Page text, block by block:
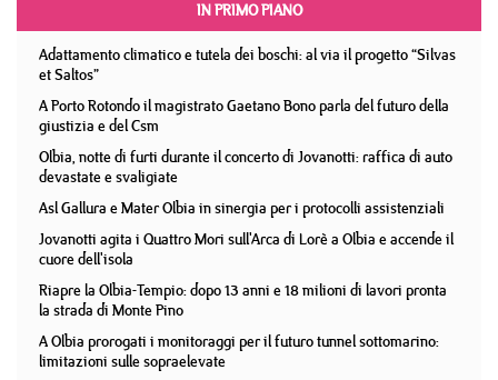
IN PRIMO PIANO
Adattamento climatico e tutela dei boschi: al via il progetto “Silvas
et Saltos”
A Porto Rotondo il magistrato Gaetano Bono parla del futuro della
giustizia e del Csm
Olbia, notte di furti durante il concerto di Jovanotti: raffica di auto
devastate e svaligiate
Asl Gallura e Mater Olbia in sinergia per i protocolli assistenziali
Jovanotti agita i Quattro Mori sull'Arca di Lorè a Olbia e accende il
cuore dell'isola
Riapre la Olbia-Tempio: dopo 13 anni e 18 milioni di lavori pronta
la strada di Monte Pino
A Olbia prorogati i monitoraggi per il futuro tunnel sottomarino:
limitazioni sulle sopraelevate